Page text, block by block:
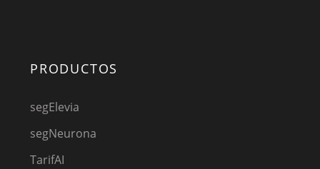
PRODUCTOS
segElevia
segNeurona
TarifAI